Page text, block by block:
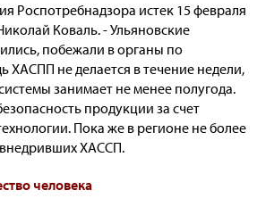
Роспотребнадзора истек 15 февраля
Коваль. - Ульяновские
побежали в органы по
ХАСПП не делается в течение недели,
занимает не менее полугода.
продукции за счет
Пока же в регионе не более
ХАССП.
человека